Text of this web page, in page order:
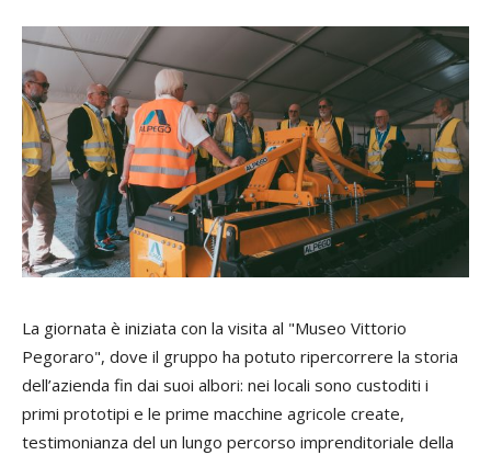
La giornata è iniziata con la visita al "Museo Vittorio
Pegoraro", dove il gruppo ha potuto ripercorrere la storia
dell’azienda fin dai suoi albori: nei locali sono custoditi i
primi prototipi e le prime macchine agricole create,
testimonianza del un lungo percorso imprenditoriale della